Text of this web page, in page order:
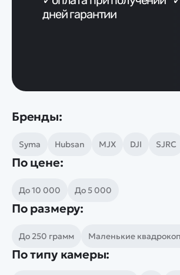
Запчасти
Уцененные товары
дней гарантии
Бренды:
Syma Hubsan MJX DJI SJRC
По цене:
До 10 000 До 5 000
По размеру:
До 250 грамм Маленькие
По типу камеры: